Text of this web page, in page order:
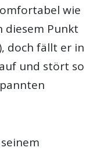
wie
diesem Punkt
doch fällt er in
und stört so